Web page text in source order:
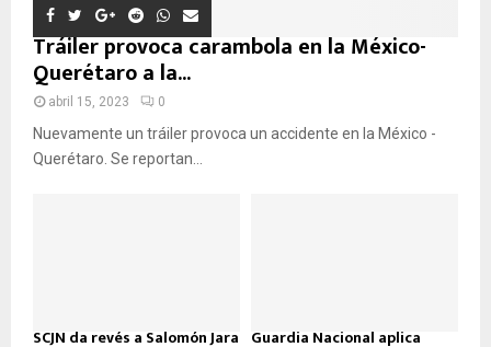
Tráiler provoca carambola en la México-
Querétaro a la...
abril 15, 2023 0
Nuevamente un tráiler provoca un accidente en la México -
Querétaro. Se reportan...
SCJN da revés a Salomón Jara Guardia Nacional aplica